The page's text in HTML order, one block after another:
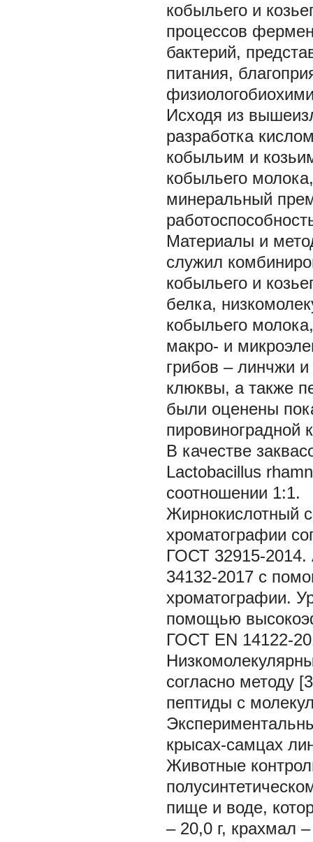
кобыльего и
процессов
бактерий,
питания,
Исходя из
разработка
кобыльим и
кобыльего
минеральный
Материалы и
служил
кобыльего и
белка,
кобыльего
макро- и
грибов – линчжи
клюквы, а также
были оценены
пировиноградной
В качестве
Lactobacillus
соотношении 1:1.
Жирнокислотный
хроматографии
ГОСТ 32915-2014.
34132-2017 с
хроматографии.
помощью
ГОСТ EN 14122-
согласно методу
пептиды с
крысах-самцах
Животные
пище и воде,
– 20,0 г, крахмал